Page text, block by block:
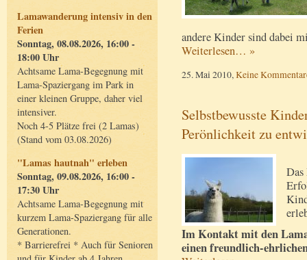
Lamawanderung intensiv in den
Ferien
Sonntag, 08.08.2026, 16:00 -
18:00 Uhr
Achtsame Lama-Begegnung mit
Lama-Spaziergang im Park in
einer kleinen Gruppe, daher viel
intensiver.
Noch 4-5 Plätze frei (2 Lamas)
(Stand vom 03.08.2026)
"Lamas hautnah" erleben
Sonntag, 09.08.2026, 16:00 -
17:30 Uhr
Achtsame Lama-Begegnung mit
kurzem Lama-Spaziergang für alle
Generationen.
* Barrierefrei * Auch für Senioren
andere Kinder sind dabei
Weiterlesen… »
25. Mai 2010,Keine
Selbstbewusste
Perönlichkeit zu
Das
Im Kontakt mit den
einen freundlich-